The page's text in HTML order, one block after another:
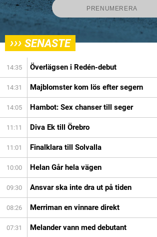
››› SENASTE
14:35 Överlägsen i Redén-debut
14:31 Majblomster kom lös efter segern
14:05 Hambot: Sex chanser till seger
11:11 Diva Ek till Örebro
11:01 Finalklara till Solvalla
10:00 Helan Går hela vägen
09:30 Ansvar ska inte dra ut på tiden
08:26 Merriman en vinnare direkt
07:31 Melander vann med debutant